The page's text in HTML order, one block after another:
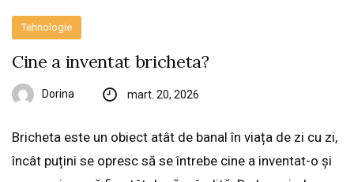
Tehnologie
Cine a inventat bricheta?
Dorina mart. 20, 2026
Bricheta este un obiect atât de banal în viața de zi cu zi,
încât puțini se opresc să se întrebe cine a inventat-o și